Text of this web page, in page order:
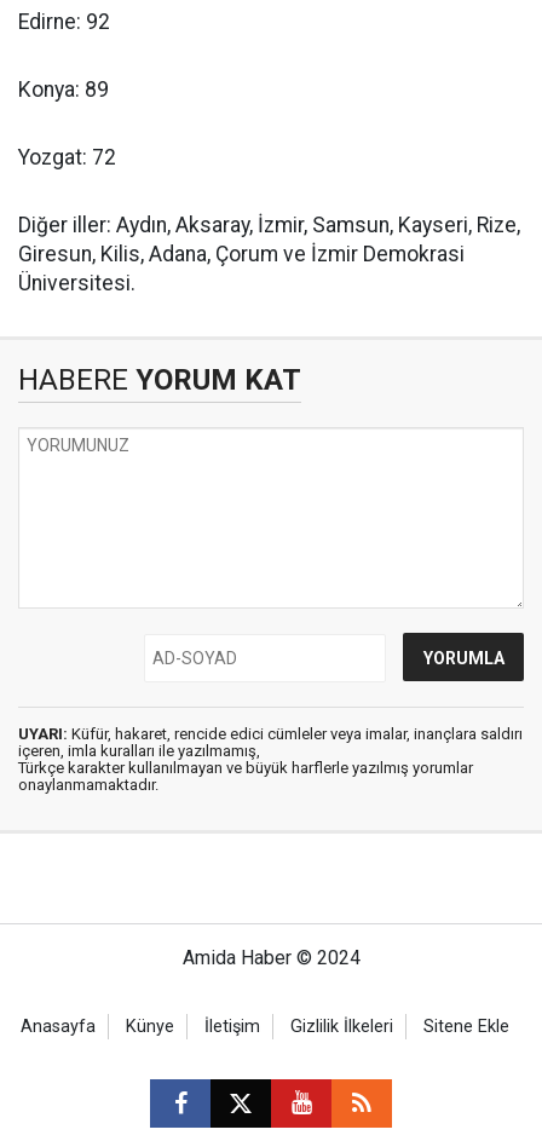
Edirne: 92
Konya: 89
Yozgat: 72
Diğer iller: Aydın, Aksaray, İzmir, Samsun, Kayseri, Rize,
Giresun, Kilis, Adana, Çorum ve İzmir Demokrasi
Üniversitesi.
HABERE YORUM KAT
UYARI: Küfür, hakaret, rencide edici cümleler veya imalar, inançlara saldırı
içeren, imla kuralları ile yazılmamış,
Türkçe karakter kullanılmayan ve büyük harflerle yazılmış yorumlar
onaylanmamaktadır.
Amida Haber © 2024
Anasayfa Künye İletişim Gizlilik İlkeleri Sitene Ekle